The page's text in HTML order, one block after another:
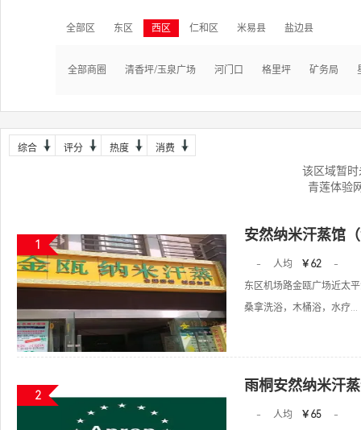
全部区 东区 西区 仁和区 米易县 盐边县
全部商圈 清香坪/玉泉广场 河门口 格里坪 矿务局
综合 评分 热度 消费
该区域暂
青莲体验
1
安然纳米汗蒸馆
- 人均 ￥62
-
东区机场路金瓯广场近太
桑拿洗浴，木桶浴，水疗...
2
雨桐安然纳米汗
- 人均 ￥65
-